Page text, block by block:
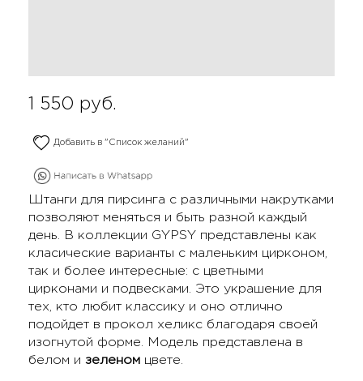
1 550 руб.
Добавить в "Список желаний"
Штанги для пирсинга с различными накрутками
позволяют меняться и быть разной каждый
день. В коллекции GYPSY представлены как
класические варианты с маленьким цирконом,
так и более интересные: с цветными
цирконами и подвесками. Это украшение для
тех, кто любит классику и оно отлично
подойдет в прокол хеликс благодаря своей
изогнутой форме. Модель представлена в
белом и зеленом цвете.